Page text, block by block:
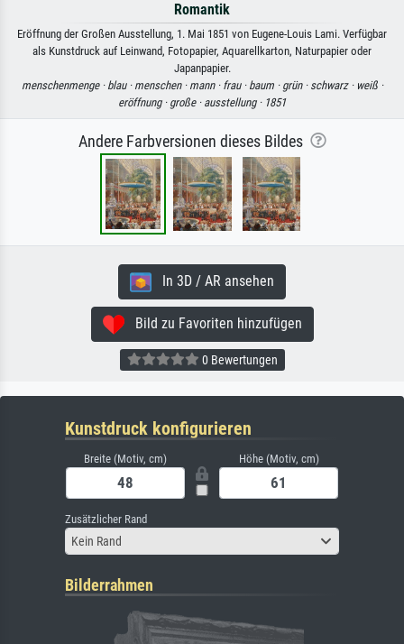
Romantik
Eröffnung der Großen Ausstellung, 1. Mai 1851 von Eugene-Louis Lami. Verfügbar
als Kunstdruck auf Leinwand, Fotopapier, Aquarellkarton, Naturpapier oder
Japanpapier.
menschenmenge · blau · menschen · mann · frau · baum · grün · schwarz · weiß ·
eröffnung · große · ausstellung · 1851
Andere Farbversionen dieses Bildes
In 3D / AR ansehen
Bild zu Favoriten hinzufügen
0 Bewertungen
Kunstdruck konfigurieren
Breite (Motiv, cm) Höhe (Motiv, cm)
Zusätzlicher Rand
Kein Rand
Bilderrahmen